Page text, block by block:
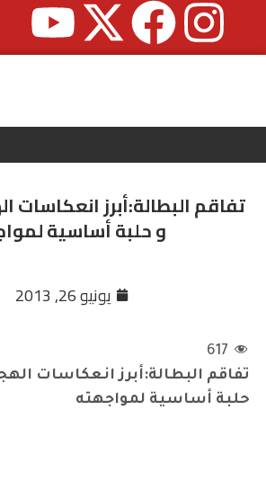
تفاقم البطالة:أبرز انعكاسات
و حلبة أساسية
يونيو 26, 2013
617
تفاقم البطالة:أبرز انعكاسات
حلبة أساسية لمواجهته